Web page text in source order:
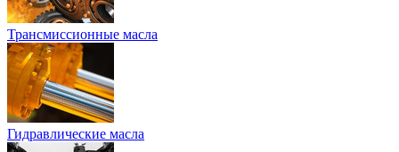
Трансмиссионные масла
Гидравлические масла